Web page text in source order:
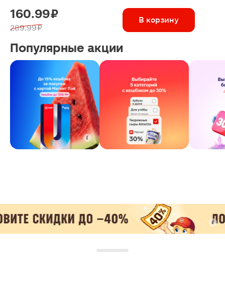
160.99 ₽
289.99 ₽
В корзину
Популярные акции